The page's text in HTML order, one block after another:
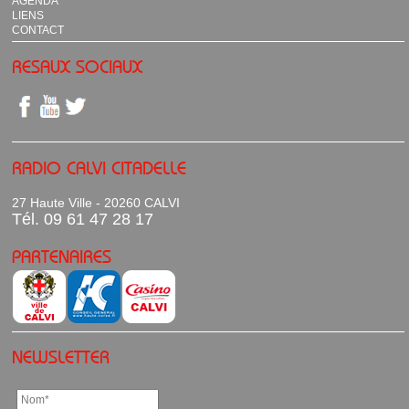
LIENS
CONTACT
RESAUX SOCIAUX
RADIO CALVI CITADELLE
27 Haute Ville - 20260 CALVI
Tél. 09 61 47 28 17
PARTENAIRES
NEWSLETTER